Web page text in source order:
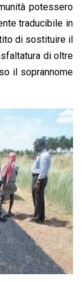
potessero
traducibile in
di sostituire il
di oltre
il soprannome